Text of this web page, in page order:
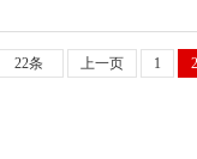
22条 上一页 1 2